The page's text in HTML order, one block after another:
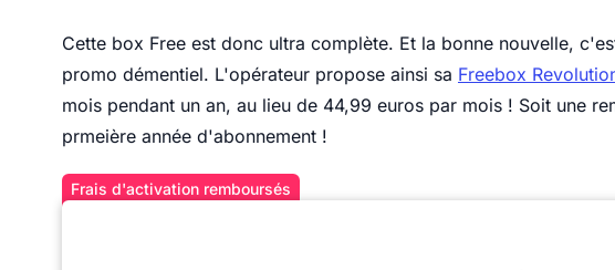
Cette box Free est donc ultra complète. Et la bonne nouvelle,
promo démentiel. L'opérateur propose ainsi sa Freebox
mois pendant un an, au lieu de 44,99 euros par mois ! Soit une
prmeière année d'abonnement !
Frais d'activation remboursés